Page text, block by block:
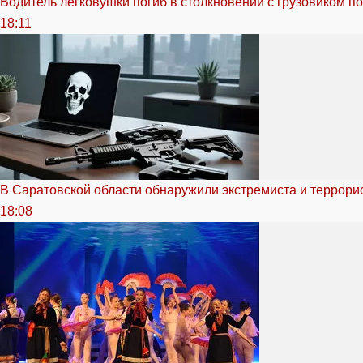
18:11
В Саратовской области обнаружили экстремиста и
18:08